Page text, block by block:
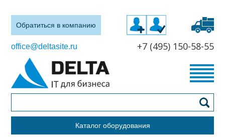
Обратиться в компанию
office@deltasite.ru +7 (495) 150-58-55
Каталог оборудования